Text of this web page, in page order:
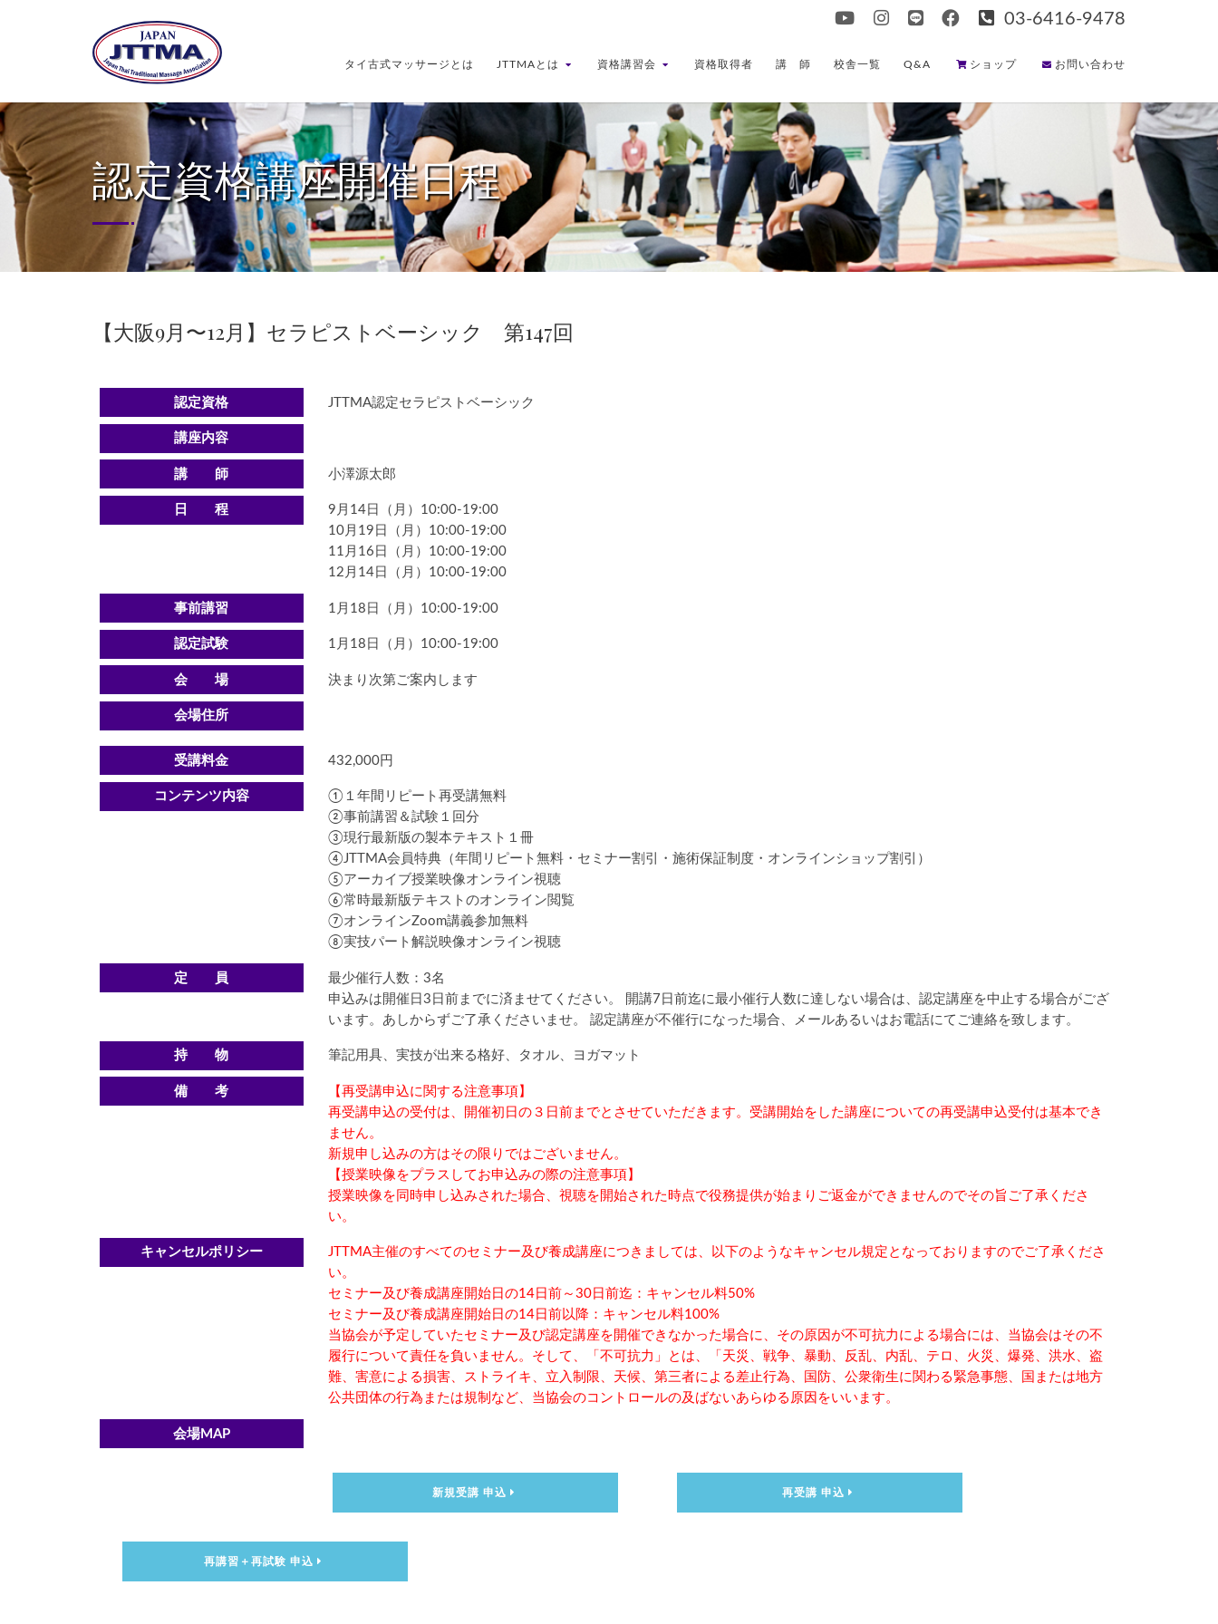
03-6416-9478
タイ古式マッサージとは JTTMAとは 資格講習会 資格取得者 講 師 校舎一覧 Q&A ショップ お問い合わせ
認定資格講座開催日程
【大阪9月〜12月】セラピストベーシック 第147回
認定資格 JTTMA認定セラピストベーシック
講座内容
講 師 小澤源太郎
日 程
9月14日（月）10:00-19:00
10月19日（月）10:00-19:00
11月16日（月）10:00-19:00
12月14日（月）10:00-19:00
事前講習 1月18日（月）10:00-19:00
認定試験 1月18日（月）10:00-19:00
会 場 決まり次第ご案内します
会場住所
受講料金 432,000円
コンテンツ内容
①１年間リピート再受講無料
②事前講習＆試験１回分
③現行最新版の製本テキスト１冊
④JTTMA会員特典（年間リピート無料・セミナー割引・施術保証制度・オンラインショップ割引）
⑤アーカイブ授業映像オンライン視聴
⑥常時最新版テキストのオンライン閲覧
⑦オンラインZoom講義参加無料
⑧実技パート解説映像オンライン視聴
定 員
最少催行人数：3名
申込みは開催日3日前までに済ませてください。 開講7日前迄に最小催行人数に達しない場合は、認定講座を中止する場合がござ
います。あしからずご了承くださいませ。 認定講座が不催行になった場合、メールあるいはお電話にてご連絡を致します。
持 物 筆記用具、実技が出来る格好、タオル、ヨガマット
備 考
【再受講申込に関する注意事項】
再受講申込の受付は、開催初日の３日前までとさせていただきます。受講開始をした講座についての再受講申込受付は基本でき
ません。
新規申し込みの方はその限りではございません。
【授業映像をプラスしてお申込みの際の注意事項】
授業映像を同時申し込みされた場合、視聴を開始された時点で役務提供が始まりご返金ができませんのでその旨ご了承くださ
い。
キャンセルポリシー
JTTMA主催のすべてのセミナー及び養成講座につきましては、以下のようなキャンセル規定となっておりますのでご了承くださ
い。
セミナー及び養成講座開始日の14日前～30日前迄：キャンセル料50%
セミナー及び養成講座開始日の14日前以降：キャンセル料100%
当協会が予定していたセミナー及び認定講座を開催できなかった場合に、その原因が不可抗力による場合には、当協会はその不
履行について責任を負いません。そして、「不可抗力」とは、「天災、戦争、暴動、反乱、内乱、テロ、火災、爆発、洪水、盗
難、害意による損害、ストライキ、立入制限、天候、第三者による差止行為、国防、公衆衛生に関わる緊急事態、国または地方
公共団体の行為または規制など、当協会のコントロールの及ばないあらゆる原因をいいます。
会場MAP
新規受講 申込 再受講 申込
再講習＋再試験 申込